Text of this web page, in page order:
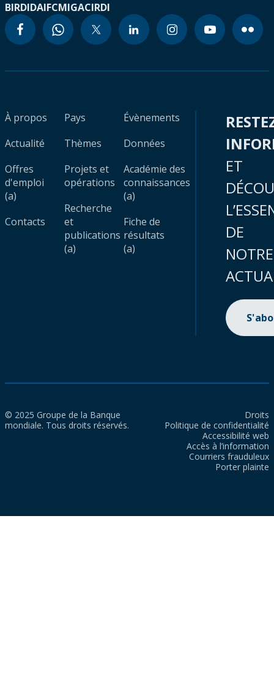
BIRDIDAIFCMIGACIRDI
À propos
Actualité
Offres
d'emploi
(a)
Contacts
Pays
Thèmes
Projets et
opérations
Recherche
et
publications
(a)
Évènements
Données
Académie des
connaissances
(a)
Fiche de
résultats
(a)
ET
DE
NOTRE
© 2025 Groupe de la Banque
mondiale. Tous droits réservés.
Droits
Politique de confidentialité
Accessibilité web
Accès à l’information
Courriers frauduleux
Porter plainte